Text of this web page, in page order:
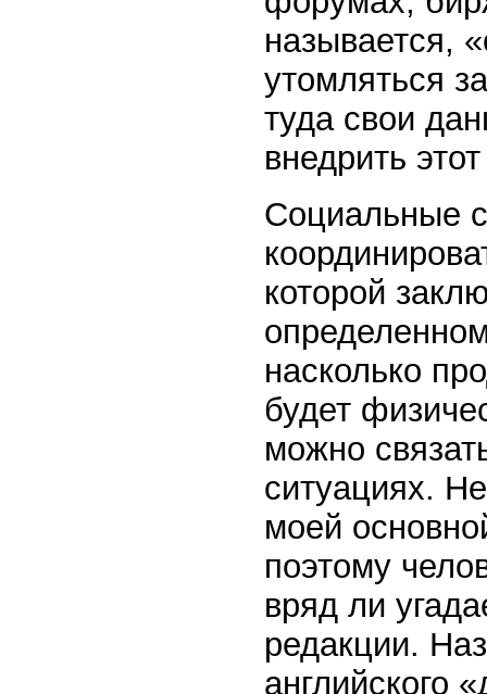
называется,
утомляться
туда свои
внедрить
Социальные
которой
насколько
будет
можно
ситуациях.
моей
поэтому
вряд ли
редакции.
английского